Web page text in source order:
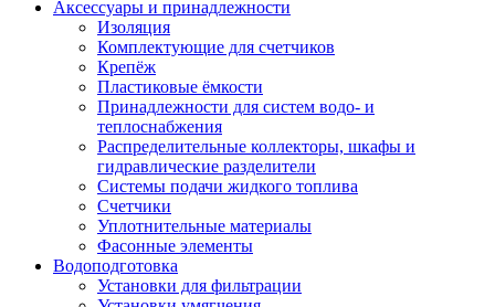
Аксессуары и принадлежности
Изоляция
Комплектующие для счетчиков
Крепёж
Пластиковые ёмкости
Принадлежности для систем водо- и
теплоснабжения
Распределительные коллекторы, шкафы и
гидравлические разделители
Системы подачи жидкого топлива
Счетчики
Уплотнительные материалы
Фасонные элементы
Водоподготовка
Установки для фильтрации